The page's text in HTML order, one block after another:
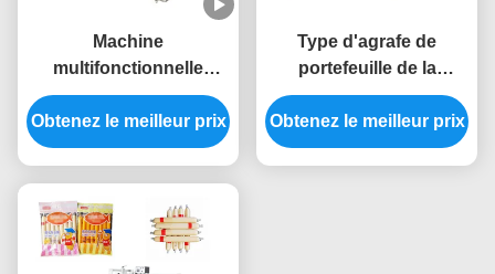
Machine
multifonctionnelle
végétale automatique
de paquet d'oreiller de
machine d'emballage
Obtenez le meilleur prix
Type d'agrafe de
portefeuille de la
machine de
conditionnement
d'oreiller de papier de
Obtenez le meilleur prix